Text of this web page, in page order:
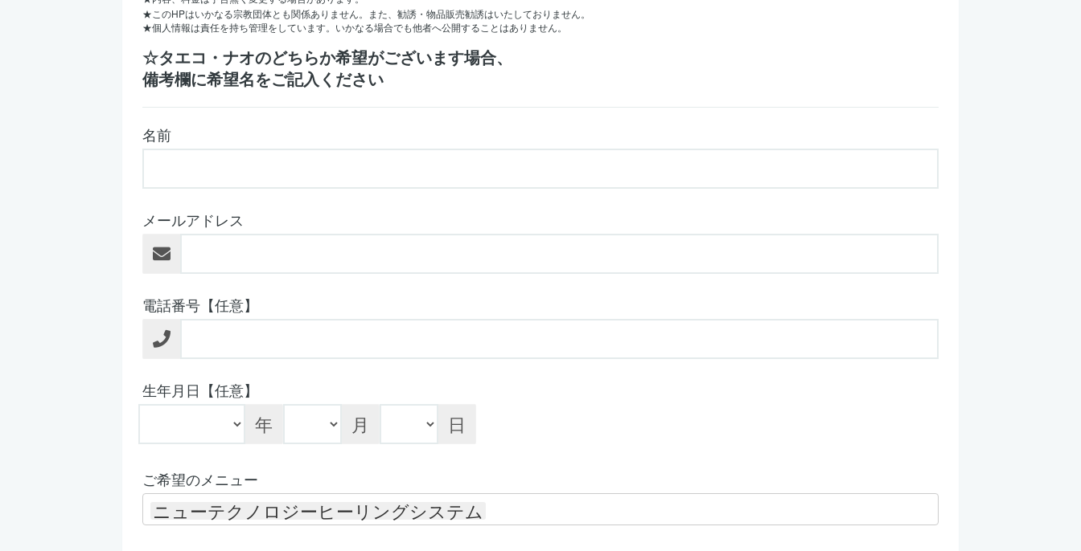
★このHPはいかなる宗教団体とも関係ありません。また、勧誘・物品販売勧誘はいたしておりません。
★個人情報は責任を持ち管理をしています。いかなる場合でも他者へ公開することはありません。
☆タエコ・ナオのどちらか希望がございます場合、
備考欄に希望名をご記入ください
名前
メールアドレス
電話番号【任意】
生年月日【任意】
年 月 日
ご希望のメニュー
ニューテクノロジーヒーリングシステム